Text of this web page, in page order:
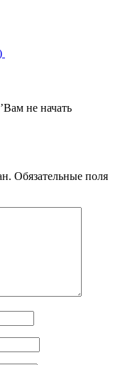
не начать
Обязательные поля